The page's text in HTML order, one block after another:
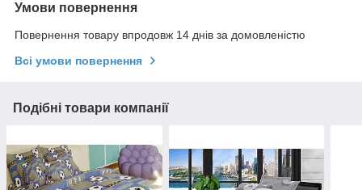
Умови повернення
Повернення товару впродовж 14 днів за домовленістю
Всі умови повернення
Подібні товари компанії